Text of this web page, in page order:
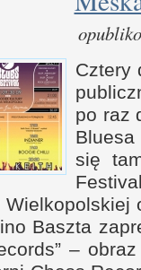
Cztery
po raz
się
Baszta
–